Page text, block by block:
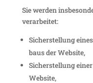
Sie werden
verarbeitet:
Sicher­stel­lung
baus der Website,
Sicher­stel­lung
Website,